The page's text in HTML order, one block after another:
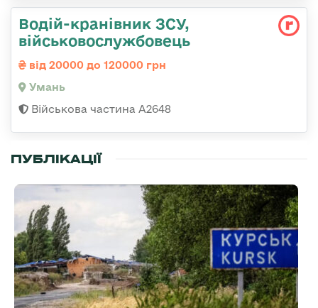
Водій-кранівник ЗСУ,
військовослужбовець
від 20000 до 120000 грн
Умань
Військова частина А2648
ПУБЛІКАЦІЇ